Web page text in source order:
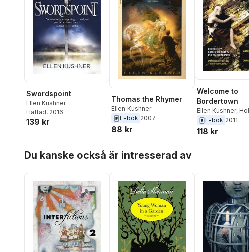
Swordspoint
Ellen Kushner
Häftad, 2016
139 kr
Thomas the Rhymer
Ellen Kushner
E-bok 2007
88 kr
Welcome to
Bordertown
Ellen Kushner,
E-bok 2011
118 kr
Du kanske också är intresserad av